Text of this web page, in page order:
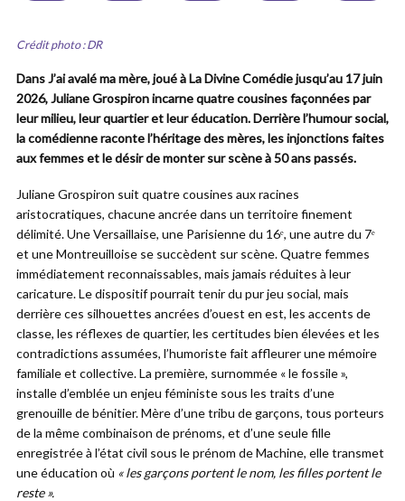
Crédit photo : DR
Dans J’ai avalé ma mère, joué à La Divine Comédie jusqu’au 17 juin
2026, Juliane Grospiron incarne quatre cousines façonnées par
leur milieu, leur quartier et leur éducation. Derrière l’humour social,
la comédienne raconte l’héritage des mères, les injonctions faites
aux femmes et le désir de monter sur scène à 50 ans passés.
Juliane Grospiron suit quatre cousines aux racines
aristocratiques, chacune ancrée dans un territoire finement
délimité. Une Versaillaise, une Parisienne du 16ᵉ, une autre du 7ᵉ
et une Montreuilloise se succèdent sur scène. Quatre femmes
immédiatement reconnaissables, mais jamais réduites à leur
caricature. Le dispositif pourrait tenir du pur jeu social, mais
derrière ces silhouettes ancrées d’ouest en est, les accents de
classe, les réflexes de quartier, les certitudes bien élevées et les
contradictions assumées, l’humoriste fait affleurer une mémoire
familiale et collective. La première, surnommée « le fossile »,
installe d’emblée un enjeu féministe sous les traits d’une
grenouille de bénitier. Mère d’une tribu de garçons, tous porteurs
de la même combinaison de prénoms, et d’une seule fille
enregistrée à l’état civil sous le prénom de Machine, elle transmet
une éducation où « les garçons portent le nom, les filles portent le
reste ».